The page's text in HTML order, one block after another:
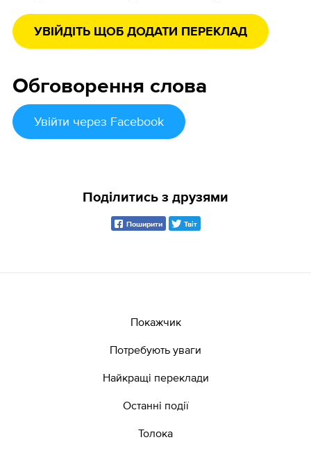
УВІЙДІТЬ ЩОБ ДОДАТИ ПЕРЕКЛАД
Обговорення слова
Увійти через Facebook
Поділитись з друзями
Поширити Твіт
Покажчик
Потребують уваги
Найкращі переклади
Останні події
Толока